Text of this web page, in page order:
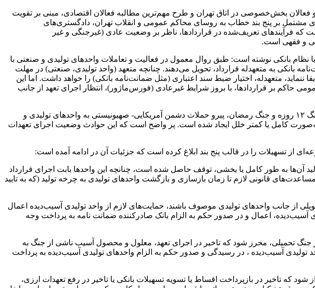
بخش‌خصوصی در اتاق تهران و طرح مهم‌ترین مطالبه فعالان اقتصادی، مبنی بر تقویت
مشتمل بر پنج بند خطاب به روسای محاکم عمومی و انقلاب تهران، دادگستری‌های
فرآیندهای تعریف‌شده در قراردادها، ناظر بر وضعیت عادی (غیرجنگی و غیر
و فقهی است.
نظام بانکی نوشته است: طبق روال معمول در فعالیت و تعاملات واحدهای تولیدی و صنعتی با
بانکی به متعهدله قرارداد، تحویل می‌دهند. چنانچه متعهد (واحد تولیدی، صنعتی) در مهلت
ننماید، متعهدله، اختیار ضبط سند اعتباری (مثل ضمانت‌نامه بانکی) را خواهد داشت. اما این
بر قراردادها، با بروز شرایط غیرعادی (فورس‌ماژور)، انتظار اجرای تعهد از جانب
جانشین رئیس کل دادگستری استان تهران در ستاد استانی اقتصاد مقاومتی در ادامه نامه خود آورده ‌است: در جنگ ۱۲ روزه و جنگ رمضان، پیرو حملات دشمن آمریکایی- صهیونیستی به واحدهای تولیدی و
به‌صورت کامل یا کمتر خلل ایجاد شده است. پر واضح است که این حوادث وضعیت اجرای تعهدات
از تسهیلات را در قالب پنج بند ابلاغ کرده است که جزئیات آن در ادامه آمده است:
آن‌ها به طور کامل یا بخشی، توقف حاصل شده است، چنانچه این واحدها بابت اجرای قرارداد
قانونی لازم تا زمان بازسازی و بازگشت واحدهای تولیدی به چرخه تولید (که به تایید
از جانب واحدهای تولیدی موصوف باشند، حمایت‌های لازم از واحد تولیدی آسیب‌دیده اعمال
اعمال و در صدور حکم به الزام بانک صادرکننده ضمانت نامه به پرداخت وجه
جنگ تحمیلی، محرز شود که تاخیر در اجرای تعهد، معلول و محصول آسیب ناشی از جنگ به
آسیب‌دیده ، در رسیدگی و صدور حکم به الزام واحدهای تولیدی آسیب‌دیده به پرداخت
که تاخیر در بازپرداخت اقساط یا تسویه تسهیلات بانکی یا تاخیر در رفع تعهدات ارزی،